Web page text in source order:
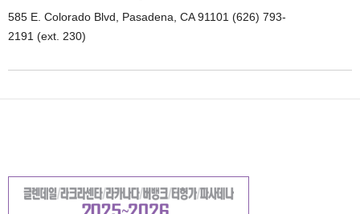
585 E. Colorado Blvd, Pasadena, CA 91101 (626) 793-
2191 (ext. 230)